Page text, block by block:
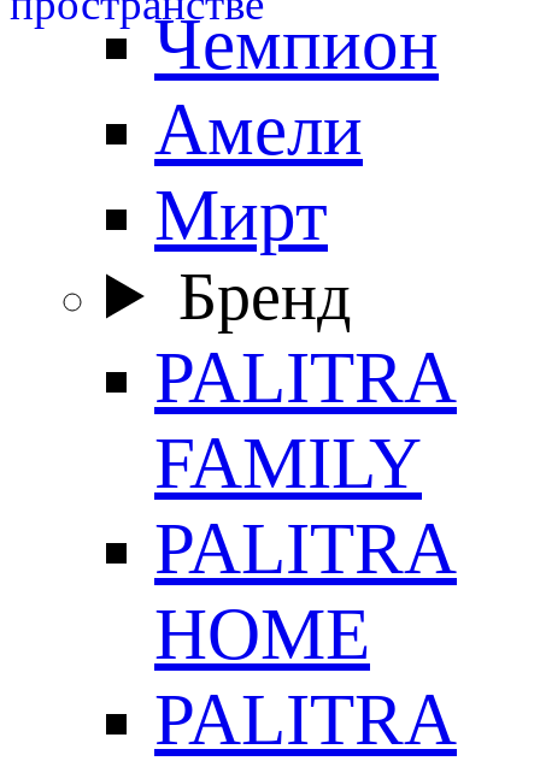
Чемпион
Амели
Мирт
Бренд
PALITRA
FAMILY
PALITRA
HOME
PALITRA